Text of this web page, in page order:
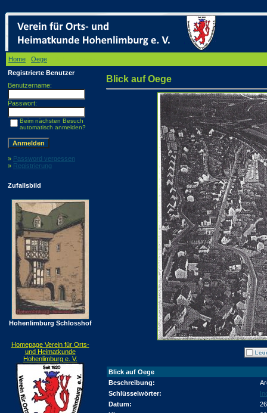
Home Oege
Registrierte Benutzer
Benutzername:
Passwort:
Beim nächsten Besuch
automatisch anmelden?
» Password vergessen
» Registrierung
Zufallsbild
Hohenlimburg Schlosshof
Homepage Verein für Orts-
und Heimatkunde
Hohenlimburg e. V.
Blick auf Oege
Blick auf Oege
Beschreibung:
Schlüsselwörter:
Datum: